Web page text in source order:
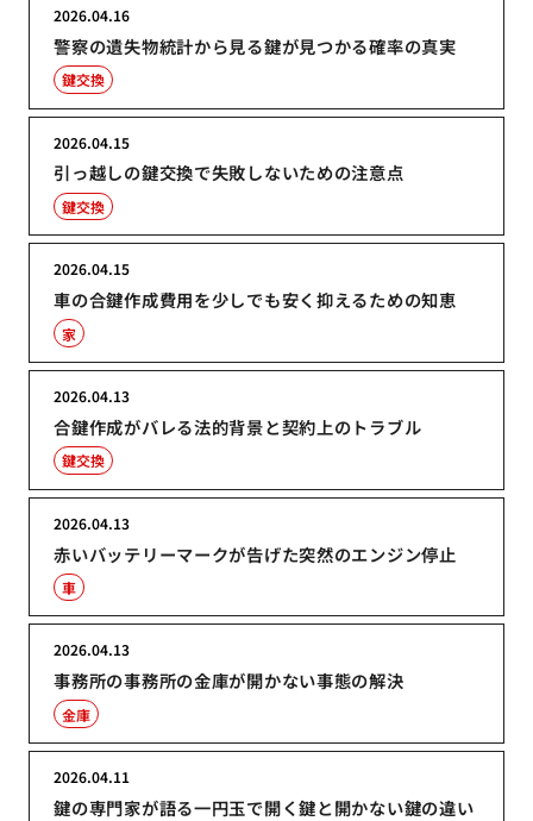
警察の遺失物統計から見る鍵が見つかる確率の真実
2026.04.16
鍵交換
引っ越しの鍵交換で失敗しないための注意点
2026.04.15
鍵交換
車の合鍵作成費用を少しでも安く抑えるための知恵
2026.04.15
家
合鍵作成がバレる法的背景と契約上のトラブル
2026.04.13
鍵交換
赤いバッテリーマークが告げた突然のエンジン停止
2026.04.13
車
事務所の事務所の金庫が開かない事態の解決
2026.04.13
金庫
鍵の専門家が語る一円玉で開く鍵と開かない鍵の違い
2026.04.11